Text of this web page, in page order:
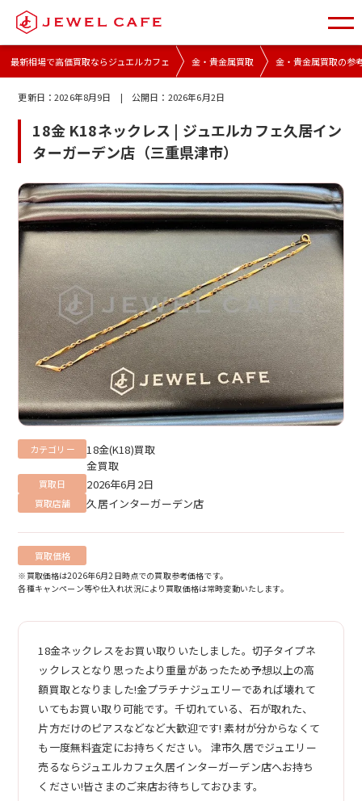
最新相場で高価買取ならジュエルカフェ 金・貴金属買取 金・貴金属買取の参
更新日：2026年8月9日 | 公開日： 2026年6月2日
18金 K18ネックレス | ジュエルカフェ久居イン
ターガーデン店（三重県津市）
カテゴリー
18金(K18)買取
金買取
買取日 2026年6月2日
買取店舗 久居インターガーデン店
買取価格
※買取価格は2026年6月2日時点での買取参考価格です。
各種キャンペーン等や仕入れ状況により買取価格は常時変動いたします。
18金ネックレスをお買い取りいたしました。切子タイプネ
ックレスとなり思ったより重量があったため予想以上の高
額買取となりました!金プラチナジュエリーであれば壊れて
いてもお買い取り可能です。千切れている、石が取れた、
片方だけのピアスなどなど大歓迎です! 素材が分からなくて
も一度無料査定にお持ちください。 津市久居でジュエリー
売るならジュエルカフェ久居インターガーデン店へお持ち
ください!皆さまのご来店お待ちしておひます。